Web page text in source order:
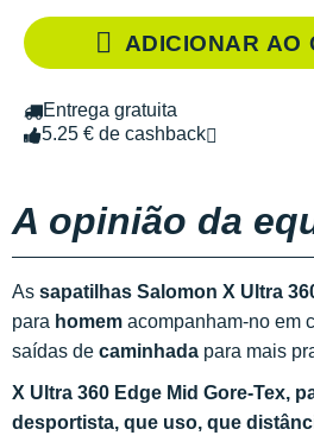
ADICIONAR AO
Entrega gratuita
5.25 € de cashback
A opinião da
As sapatilhas Salomon X Ultra
para homem acompanham-no em
saídas de caminhada para mais
X Ultra 360 Edge Mid Gore-Tex,
desportista, que uso, que